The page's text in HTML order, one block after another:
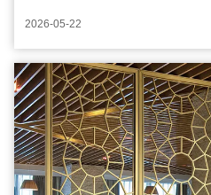
2026-05-22